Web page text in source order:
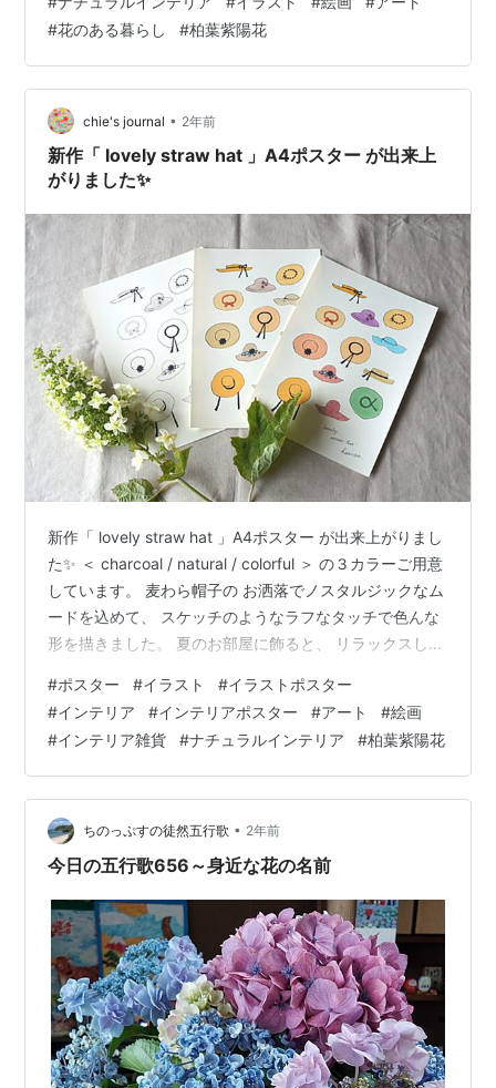
らえたらうれしいです😊♡ 🌻2024 summer collection「
lovely straw hat 」
https://www.heaven.jpn.com/categories/58…
#花のある暮らし #柏葉紫陽花
chie's journal • 2年前
新作「 lovely straw hat 」A4ポスター が出来上
がりました✨
新作「 lovely straw hat 」A4ポスター が出来上がりまし
た✨ ＜ charcoal / natural / colorful ＞ の３カラーご用意
しています。 麦わら帽子の お洒落でノスタルジックなム
ードを込めて、 スケッチのようなラフなタッチで色んな
形を描きました。 夏のお部屋に飾ると、 リラックスした
ください♫ 🌻2024 summer collection「 lovely straw
hat 」
https://www.heaven.jpn.com/categories/5883470 🌻
2024 summer col…
#ポスター #イラスト #イラストポスター
#インテリア #インテリアポスター #アート #絵画
#インテリア雑貨 #ナチュラルインテリア #柏葉紫陽花
ちのっぷすの徒然五行歌 • 2年前
今日の五行歌656～身近な花の名前